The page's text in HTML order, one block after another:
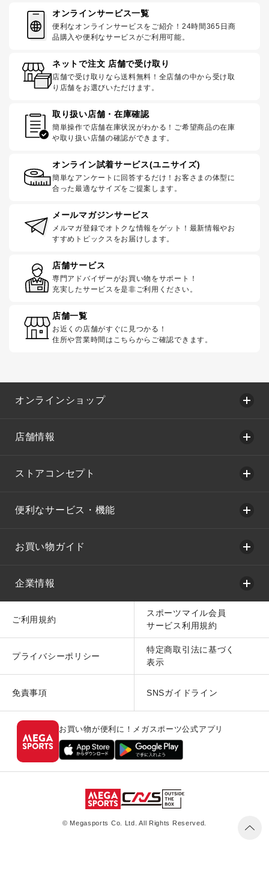
オンラインサービス一覧
便利なオンラインサービスをご紹介！24時間365日商
品購入や便利なサービスがご利用可能。
ネットで注文 店舗で受け取り
店舗で受け取りなら送料無料！全店舗の中から受け取
り店舗をお選びいただけます。
取り扱い店舗・在庫確認
簡単操作で店舗在庫状況がわかる！ご希望商品の在庫
や取り扱い店舗の確認ができます。
オンライン試着サービス(ユニサイズ)
簡単なアンケートに回答するだけ！お客さまの体型に
合った最適なサイズをご提案します。
メールマガジンサービス
メルマガ登録でオトクな情報をゲット！最新情報やお
すすめトピックスをお届けします。
店舗サービス
専門アドバイザーがお買い物をサポート！
充実したサービスを是非ご利用ください。
店舗一覧
お近くの店舗がすぐに見つかる！
住所や営業時間はこちらからご確認できます。
オンラインショップ
店舗情報
ストアコンセプト
便利なサービス・機能
お買い物ガイド
企業情報
ご利用規約
スポーツマイル会員
サービス利用規約
プライバシーポリシー
特定商取引法に基づく
表示
免責事項 SNSガイドライン
お買い物が便利に！メガスポーツ公式アプリ
© Megasports Co. Ltd. All Rights Reserved.